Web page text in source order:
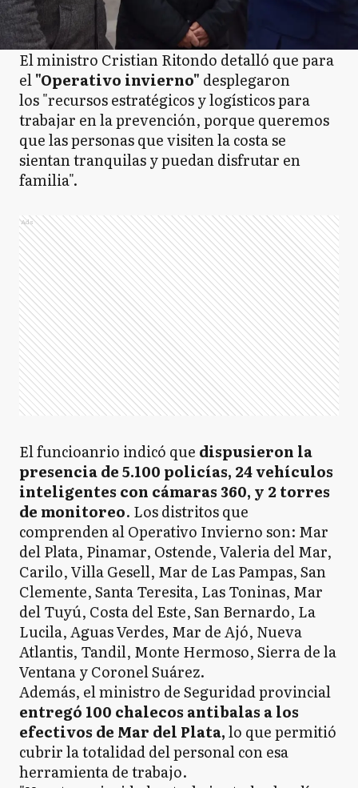
El ministro Cristian Ritondo detalló que para
el"Operativo invierno" desplegaron
los "recursos estratégicos y logísticos para
trabajar en la prevención, porque queremos
que las personas que visiten la costa se
sientan tranquilas y puedan disfrutar en
familia".
Ads
El funcioanrio indicó que dispusieron la
presencia de 5.100 policías, 24 vehículos
inteligentes con cámaras 360, y 2 torres
de monitoreo. Los distritos que
comprenden al Operativo Invierno son: Mar
del Plata, Pinamar, Ostende, Valeria del Mar,
Carilo, Villa Gesell, Mar de Las Pampas, San
Clemente, Santa Teresita, Las Toninas, Mar
del Tuyú, Costa del Este, San Bernardo, La
Lucila, Aguas Verdes, Mar de Ajó, Nueva
Atlantis, Tandil, Monte Hermoso, Sierra de la
Ventana y Coronel Suárez.
Además, el ministro de Seguridad provincial
entregó 100 chalecos antibalas a los
efectivos de Mar del Plata,lo que permitió
cubrir la totalidad del personal con esa
herramienta de trabajo.